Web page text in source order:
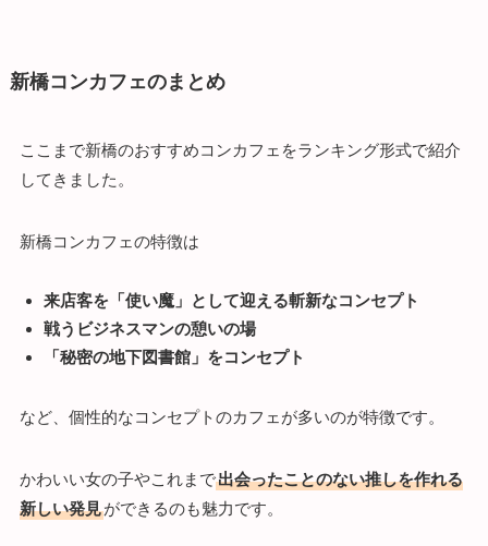
新橋コンカフェのまとめ
ここまで新橋のおすすめコンカフェをランキング形式で紹介
してきました。
新橋コンカフェの特徴は
来店客を「使い魔」として迎える斬新なコンセプト
戦うビジネスマンの憩いの場
「秘密の地下図書館」をコンセプト
など、個性的なコンセプトのカフェが多いのが特徴です。
かわいい女の子やこれまで出会ったことのない推しを作れる
新しい発見ができるのも魅力です。